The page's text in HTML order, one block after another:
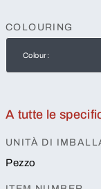
COLOURING
Colour:
A tutte le
UNITÀ DI
Pezzo